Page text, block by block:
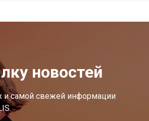
новостей
и самой свежей информации